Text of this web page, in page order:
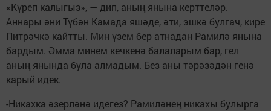
«Күреп калыгыз», — дип, аның янына керттеләр.
Аннары әни Түбән Камада яшәде, әти, эшкә булгач, кире
Питрәчкә кайтты. Мин үзем бер атнадан Рамилә янына
бардым. Әмма минем кечкенә балаларым бар, гел
аның янында була алмадым. Без аны тәрәзәдән генә
карый идек.
-Никахка әзерләнә идегез? Рамиләнең никахы булырга